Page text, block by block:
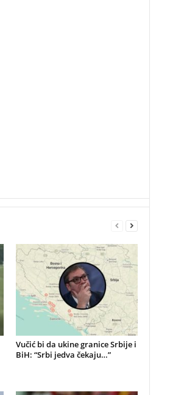
Vučić bi da ukine granice Srbije i
BiH: “Srbi jedva čekaju…”